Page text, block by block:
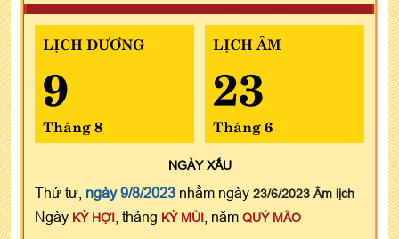
LỊCH DƯƠNG
9
Tháng 8
LỊCH ÂM
23
Tháng 6
NGÀYXẤU
Thứ tư, ngày 9/8/2023 nhằm ngày 23/6/2023 Âm lịch
Ngày KỶ HỢI , tháng KỶ MÙI , năm QUÝ MÃO